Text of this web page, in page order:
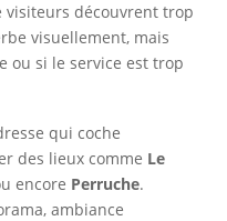
visiteurs découvrent trop
visuellement, mais
ou si le service est trop
qui coche
des lieux comme Le
encore Perruche.
ambiance